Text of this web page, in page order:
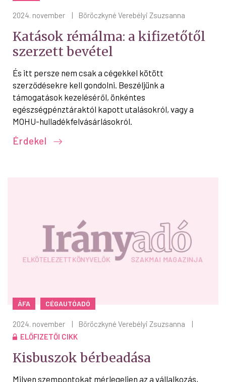
2024. november | Böröczkyné Verebélyi Zsuzsanna
Katások rémálma: a kifizetőtől
szerzett bevétel
És itt persze nem csak a cégekkel kötött
szerződésekre kell gondolni. Beszéljünk a
támogatások kezeléséről, önkéntes
egészségpénztáraktól kapott utalásokról, vagy a
MOHU-hulladékfelvásárlásokról.
Érdekel
ÁFA CÉGAUTÓADÓ
2024. november | Böröczkyné Verebélyi Zsuzsanna
|
ELŐFIZETŐI CIKK
Kisbuszok bérbeadása
Milyen szempontokat mérlegeljen az a vállalkozás,